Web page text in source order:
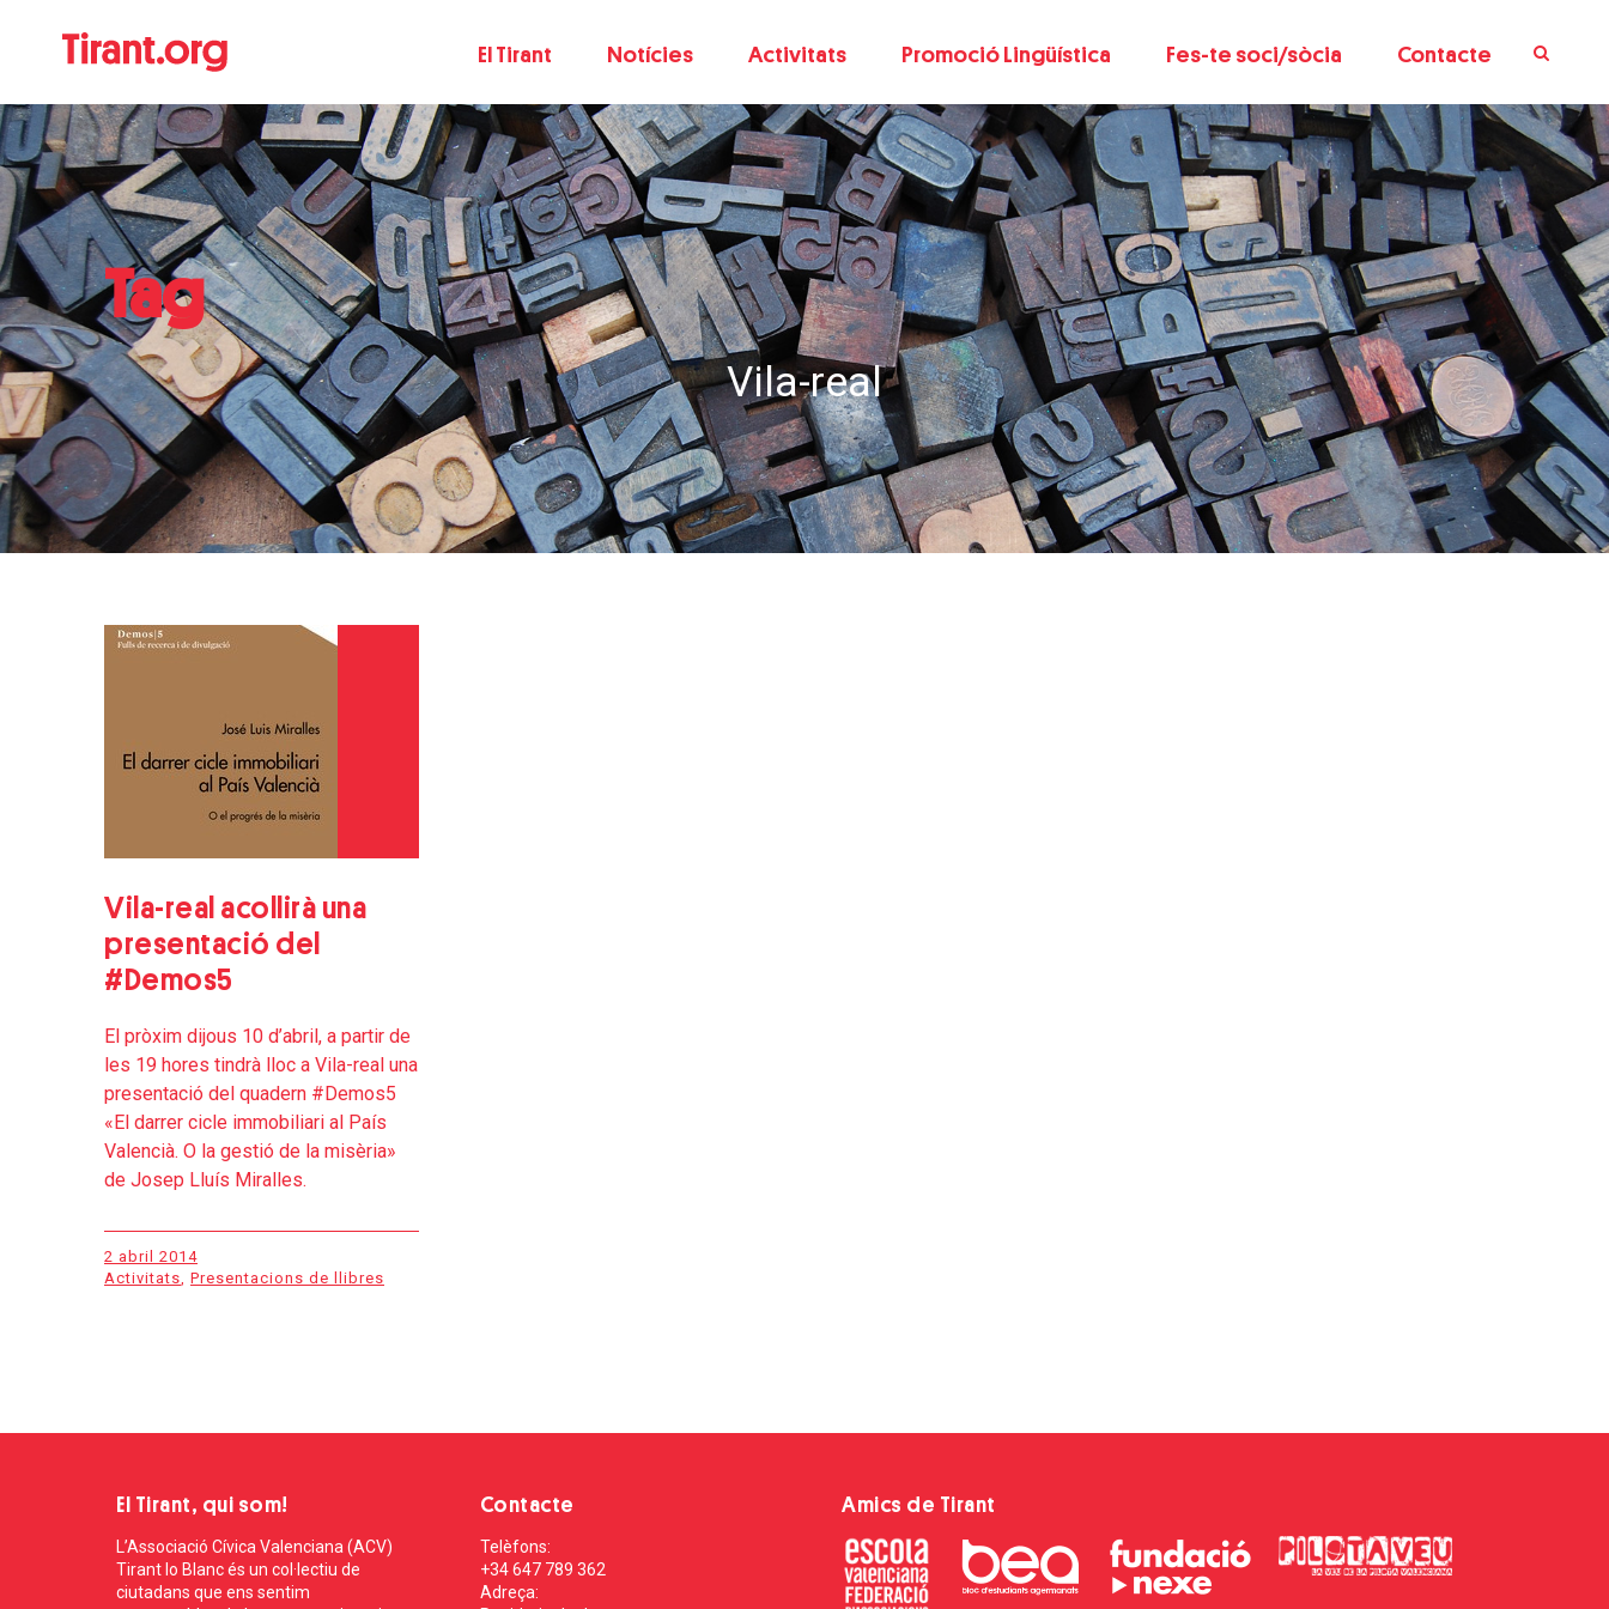
El Tirant Notícies Activitats Promoció Lingüística Fes-te soci/sòcia Contacte
Tag
Vila-real
Vila-real acollirà una
presentació del
#Demos5
El pròxim dijous 10 d’abril, a partir de
les 19 hores tindrà lloc a Vila-real una
presentació del quadern #Demos5
«El darrer cicle immobiliari al País
Valencià. O la gestió de la misèria»
de Josep Lluís Miralles.
2 abril 2014
Activitats, Presentacions de llibres
El Tirant, qui som!
L’Associació Cívica Valenciana (ACV)
Tirant lo Blanc és un col·lectiu de
ciutadans que ens sentim
Contacte
Telèfons:
+34 647 789 362
Adreça:
Amics de Tirant